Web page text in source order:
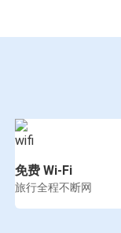
免费 Wi-Fi
旅行全程不断网